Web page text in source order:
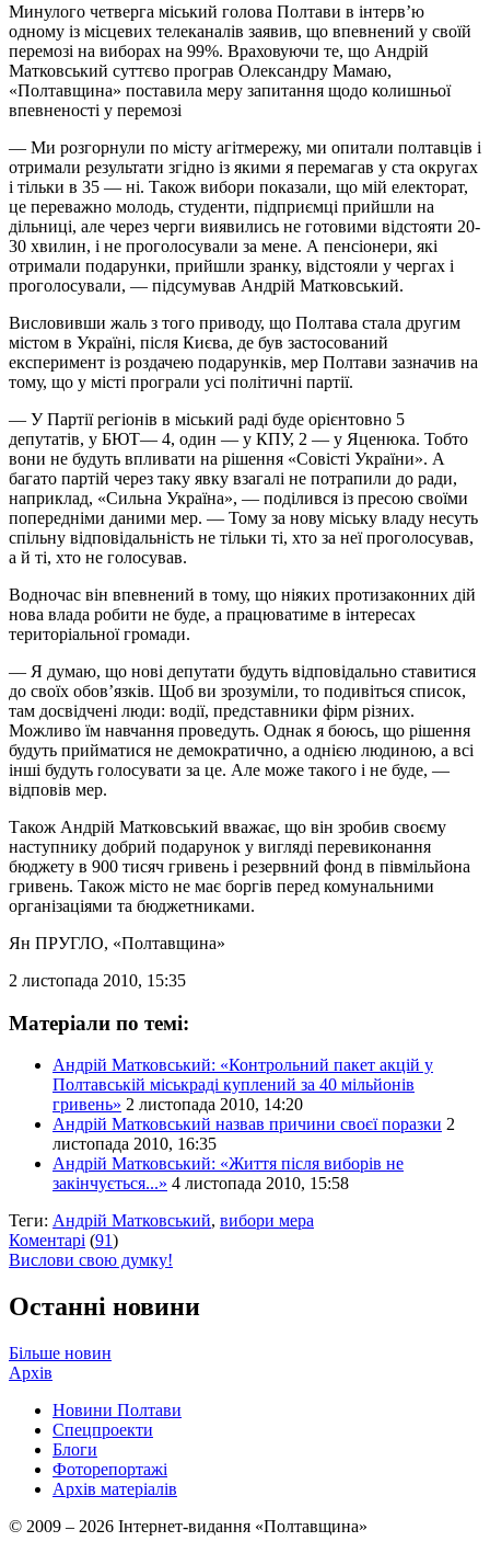
Минулого четверга міський голова Полтави в інтерв’ю
одному із місцевих телеканалів заявив, що впевнений у своїй
перемозі на виборах на 99%. Враховуючи те, що Андрій
Матковський суттєво програв Олександру Мамаю,
«Полтавщина» поставила меру запитання щодо колишньої
впевненості у перемозі
— Ми розгорнули по місту агітмережу, ми опитали полтавців і
отримали результати згідно із якими я перемагав у ста округах
і тільки в 35 — ні. Також вибори показали, що мій електорат,
це переважно молодь, студенти, підприємці прийшли на
дільниці, але через черги виявились не готовими відстояти 20-
30 хвилин, і не проголосували за мене. А пенсіонери, які
отримали подарунки, прийшли зранку, відстояли у чергах і
проголосували, — підсумував Андрій Матковський.
Висловивши жаль з того приводу, що Полтава стала другим
містом в Україні, після Києва, де був застосований
експеримент із роздачею подарунків, мер Полтави зазначив на
тому, що у місті програли усі політичні партії.
— У Партії регіонів в міський раді буде орієнтовно 5
депутатів, у БЮТ— 4, один — у КПУ, 2 — у Яценюка. Тобто
вони не будуть впливати на рішення «Совісті України». А
багато партій через таку явку взагалі не потрапили до ради,
наприклад, «Сильна Україна», — поділився із пресою своїми
попередніми даними мер. — Тому за нову міську владу несуть
спільну відповідальність не тільки ті, хто за неї проголосував,
а й ті, хто не голосував.
Водночас він впевнений в тому, що ніяких протизаконних дій
нова влада робити не буде, а працюватиме в інтересах
територіальної громади.
— Я думаю, що нові депутати будуть відповідально ставитися
до своїх обов’язків. Щоб ви зрозуміли, то подивіться список,
там досвідчені люди: водії, представники фірм різних.
Можливо їм навчання проведуть. Однак я боюсь, що рішення
будуть прийматися не демократично, а однією людиною, а всі
інші будуть голосувати за це. Але може такого і не буде, —
відповів мер.
Також Андрій Матковський вважає, що він зробив своєму
наступнику добрий подарунок у вигляді перевиконання
бюджету в 900 тисяч гривень і резервний фонд в півмільйона
гривень. Також місто не має боргів перед комунальними
організаціями та бюджетниками.
Ян ПРУГЛО, «Полтавщина»
2 листопада 2010, 15:35
Матеріали по темі:
Андрій Матковський: «Контрольний пакет акцій у
Полтавській міськраді куплений за 40 мільйонів
гривень» 2 листопада 2010, 14:20
Андрій Матковський назвав причини своєї поразки 2
листопада 2010, 16:35
Андрій Матковський: «Життя після виборів не
закінчується...» 4 листопада 2010, 15:58
Теги: Андрій Матковський, вибори мера
Коментарі (91)
Вислови свою думку!
Останні новини
Більше новин
Архів
Новини Полтави
Спецпроекти
Блоги
Фоторепортажі
Архів матеріалів
© 2009 – 2026 Інтернет-видання «Полтавщина»